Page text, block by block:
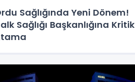
Sağlığında Yeni Dönem!
Sağlığı Başkanlığına Kritik